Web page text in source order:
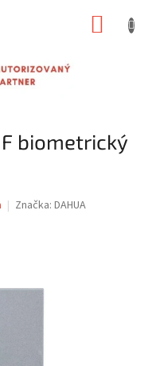
biometrický
Značka: DAHUA